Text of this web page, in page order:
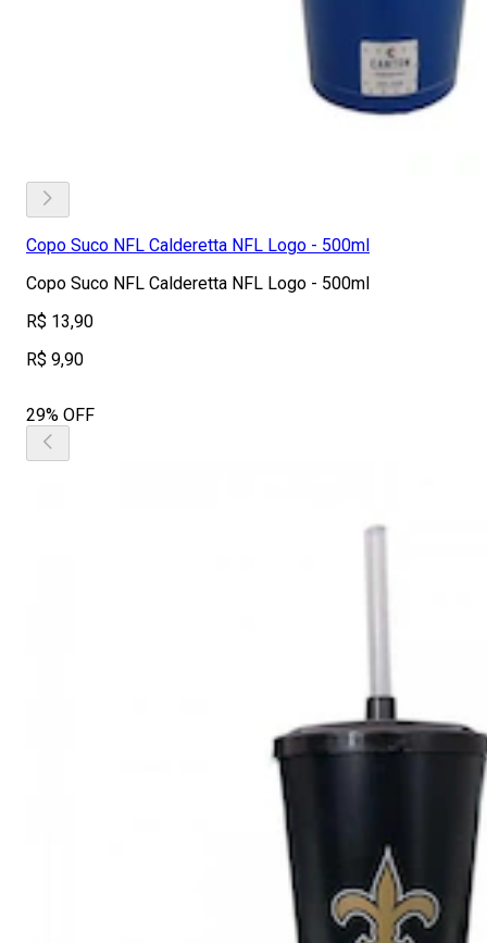
Copo Suco NFL Calderetta NFL Logo - 500ml
Copo Suco NFL Calderetta NFL Logo - 500ml
R$ 13,90
R$ 9,90
29% OFF